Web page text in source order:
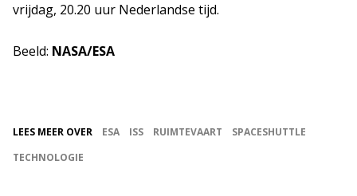
vrijdag, 20.20 uur Nederlandse tijd.
Beeld: NASA/ESA
LEES MEER OVER ESA ISS RUIMTEVAART
SPACESHUTTLE
TECHNOLOGIE